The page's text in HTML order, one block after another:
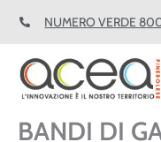
NUMERO VERDE
BANDI DI